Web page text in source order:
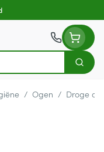
Zoek
/ Ogen / Droge